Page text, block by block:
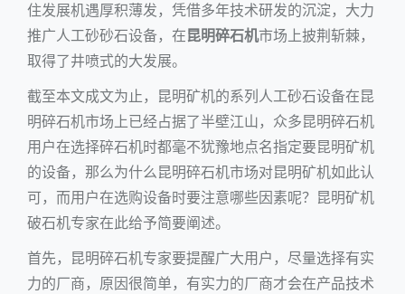
住发展机遇厚积薄发，凭借多年技术研发的沉淀，大力
推广人工砂砂石设备，在昆明碎石机市场上披荆斩棘，
取得了井喷式的大发展。
截至本文成文为止，昆明矿机的系列人工砂石设备在昆
明碎石机市场上已经占据了半壁江山，众多昆明碎石机
用户在选择碎石机时都毫不犹豫地点名指定要昆明矿机
的设备，那么为什么昆明碎石机市场对昆明矿机如此认
可，而用户在选购设备时要注意哪些因素呢？昆明矿机
破石机专家在此给予简要阐述。
首先，昆明碎石机专家要提醒广大用户，尽量选择有实
力的厂商，原因很简单，有实力的厂商才会在产品技术